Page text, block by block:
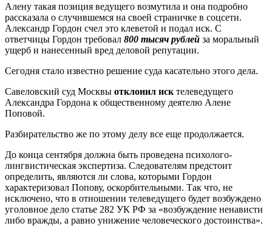
Алену такая позиция ведущего возмутила и она подробно
рассказала о случившемся на своей страничке в соцсети.
Александр Гордон счел это клеветой и подал иск. С
ответчицы Гордон требовал 800 тысяч рублей за моральный
ущерб и нанесенный вред деловой репутации.
Сегодня стало известно решение суда касательно этого дела.
Савеловский суд Москвы отклонил иск телеведущего
Александра Гордона к общественному деятелю Алене
Поповой.
Разбирательство же по этому делу все еще продолжается.
До конца сентября должна быть проведена психолого-
лингвистическая экспертиза. Следователям предстоит
определить, являются ли слова, которыми Гордон
характеризовал Попову, оскорбительными. Так что, не
исключено, что в отношении телеведущего будет возбуждено
уголовное дело статье 282 УК РФ за «возбуждение ненависти
либо вражды, а равно унижение человеческого достоинства».